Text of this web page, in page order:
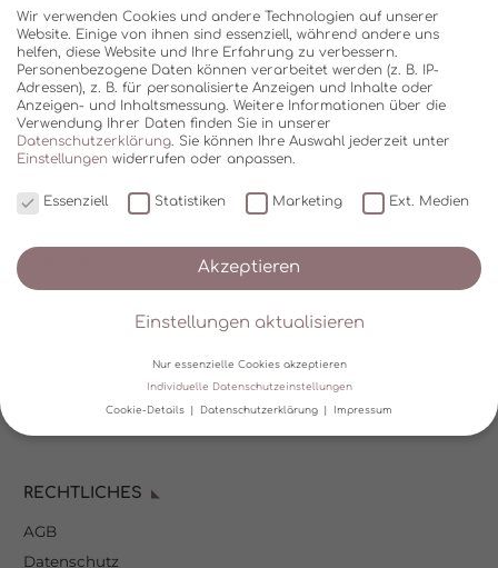
Zahlungsoptionen
Mein Kundenkonto
RECHTLICHES
AGB
Datenschutz
Wir verwenden Cookies und andere Technologien auf unserer
Website. Einige von ihnen sind essenziell, während andere uns
helfen, diese Website und Ihre Erfahrung zu verbessern.
Personenbezogene Daten können verarbeitet werden (z. B. IP-
Adressen), z. B. für personalisierte Anzeigen und Inhalte oder
Anzeigen- und Inhaltsmessung. Weitere Informationen über die
Verwendung Ihrer Daten finden Sie in unserer
Datenschutzerklärung Sie können Ihre Auswahl jederzeit unter
Einstellungen widerrufen oder anpassen.
Essenziell Statistiken Marketing Ext. Medien
Akzeptieren
Einstellungen aktualisieren
Nur essenzielle Cookies akzeptieren
Individuelle Datenschutzeinstellungen
Cookie-Details Datenschutzerklärung Impressum
Wir verwenden Cookies und andere Technologien auf unserer
helfen, diese Website und Ihre Erfahrung zu verbessern.